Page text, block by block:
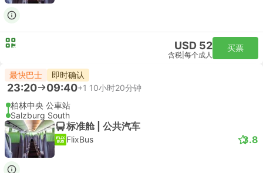
USD 52
含税 每个成人
买票
最快巴士 即时确认
23:20 09:40+1 10小时20分钟
柏林中央 公車站
Salzburg South
标准舱 | 公共汽车
FlixBus 3.8